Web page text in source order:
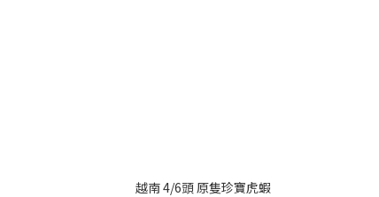
越南 4/6頭 原隻珍寶虎蝦